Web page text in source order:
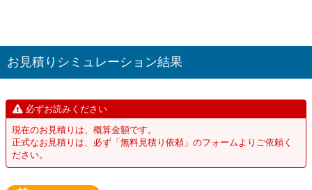
お見積りシミュレーション結果
必ずお読みください
現在のお見積りは、概算金額です。
正式なお見積りは、必ず「無料見積り依頼」のフォームよりご依頼く
ださい。